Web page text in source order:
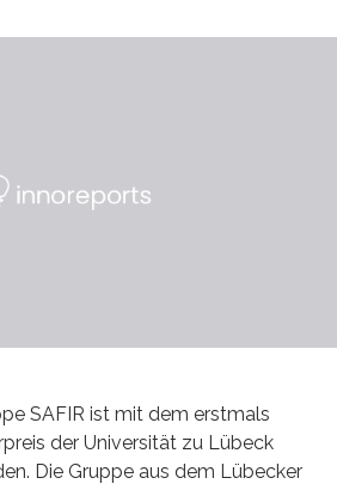
SAFIR ist mit dem erstmals
der Universität zu Lübeck
Die Gruppe aus dem Lübecker